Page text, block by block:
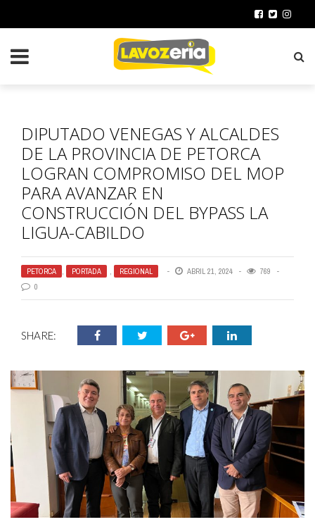
DIPUTADO VENEGAS Y ALCALDES
DE LA PROVINCIA DE PETORCA
LOGRAN COMPROMISO DEL MOP
PARA AVANZAR EN
CONSTRUCCIÓN DEL BYPASS LA
LIGUA-CABILDO
PETORCA , PORTADA , REGIONAL ABRIL 21, 2024
769
0
SHARE: